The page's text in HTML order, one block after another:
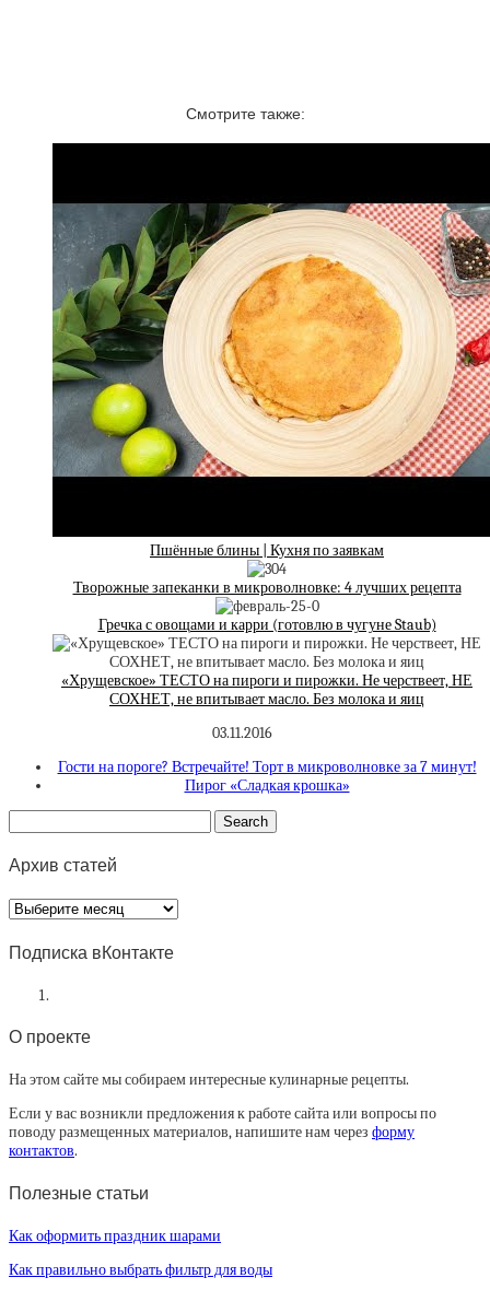
Смотрите также:
Пшённые блины | Кухня по заявкам
Творожные запеканки в микроволновке: 4 лучших рецепта
Гречка с овощами и карри (готовлю в чугуне Staub)
«Хрущевское» ТЕСТО на пироги и пирожки. Не черствеет, НЕ
СОХНЕТ, не впитывает масло. Без молока и яиц
03.11.2016
Гости на пороге? Встречайте! Торт в микроволновке за 7 минут!
Пирог «Сладкая крошка»
Архив статей
Архив
статей
Подписка вКонтакте
О проекте
На этом сайте мы собираем интересные кулинарные рецепты.
Если у вас возникли предложения к работе сайта или вопросы по
поводу размещенных материалов, напишите нам через форму
контактов.
Полезные статьи
Как оформить праздник шарами
Как правильно выбрать фильтр для воды